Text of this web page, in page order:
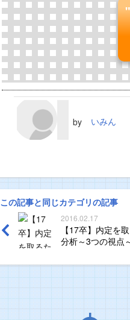
"
by いみん
LINE
この記事と同じカテゴリの記事
2016.02.17
【17卒】内定を
分析～3つの視点